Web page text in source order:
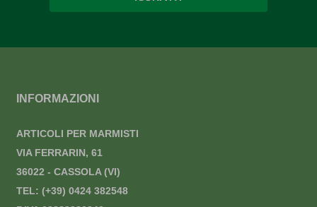
INFORMAZIONI
ARTICOLI PER MARMISTI
VIA FERRARIN, 61
36022 - CASSOLA (VI)
TEL: (+39) 0424 382548